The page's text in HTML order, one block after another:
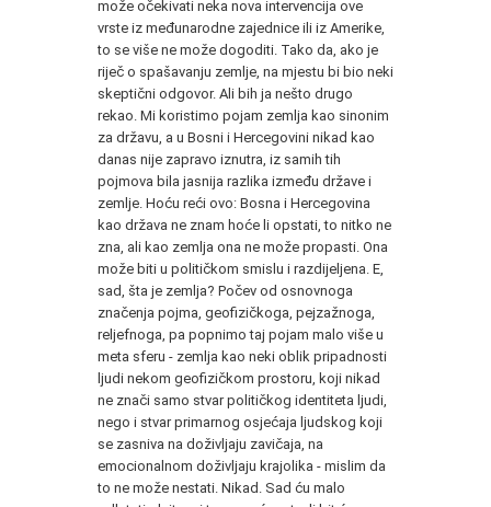
može očekivati neka nova intervencija ove
vrste iz međunarodne zajednice ili iz Amerike,
to se više ne može dogoditi. Tako da, ako je
riječ o spašavanju zemlje, na mjestu bi bio neki
skeptični odgovor. Ali bih ja nešto drugo
rekao. Mi koristimo pojam zemlja kao sinonim
za državu, a u Bosni i Hercegovini nikad kao
danas nije zapravo iznutra, iz samih tih
pojmova bila jasnija razlika između države i
zemlje. Hoću reći ovo: Bosna i Hercegovina
kao država ne znam hoće li opstati, to nitko ne
zna, ali kao zemlja ona ne može propasti. Ona
može biti u političkom smislu i razdijeljena. E,
sad, šta je zemlja? Počev od osnovnoga
značenja pojma, geofizičkoga, pejzažnoga,
reljefnoga, pa popnimo taj pojam malo više u
meta sferu - zemlja kao neki oblik pripadnosti
ljudi nekom geofizičkom prostoru, koji nikad
ne znači samo stvar političkog identiteta ljudi,
nego i stvar primarnog osjećaja ljudskog koji
se zasniva na doživljaju zavičaja, na
emocionalnom doživljaju krajolika - mislim da
to ne može nestati. Nikad. Sad ću malo